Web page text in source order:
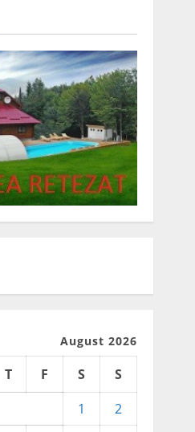
August 2026
T F S
S
1
2